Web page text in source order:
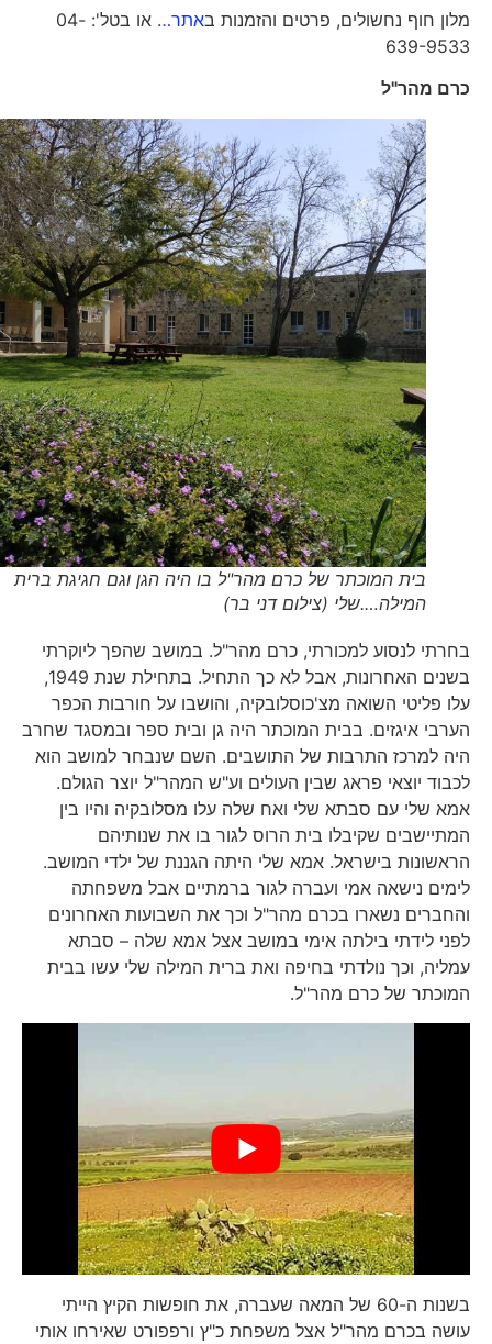
מלון חוף נחשולים, פרטים והזמנות באתר…
או בטל': 04-
639-9533
כרם מהר"ל
בית המוכתר של כרם מהר"ל בו היה הגן וגם חגיגת ברית
המילה….שלי (צילום דני בר)
בחרתי לנסוע למכורתי, כרם מהר"ל. במושב שהפך ליוקרתי
בשנים האחרונות, אבל לא כך התחיל. בתחילת שנת 1949,
עלו פליטי השואה מצ'כוסלובקיה, והושבו על חורבות הכפר
הערבי איגזים. בבית המוכתר היה גן ובית ספר ובמסגד שחרב
היה למרכז התרבות של התושבים. השם שנבחר למושב הוא
לכבוד יוצאי פראג שבין העולים וע"ש המהר"ל יוצר הגולם.
אמא שלי עם סבתא שלי ואח שלה עלו מסלובקיה והיו בין
המתיישבים שקיבלו בית הרוס לגור בו את שנותיהם
הראשונות בישראל. אמא שלי היתה הגננת של ילדי המושב.
לימים נישאה אמי ועברה לגור ברמתיים אבל משפחתה
והחברים נשארו בכרם מהר"ל וכך את השבועות האחרונים
לפני לידתי בילתה אימי במושב אצל אמא שלה – סבתא
עמליה, וכך נולדתי בחיפה ואת ברית המילה שלי עשו בבית
המוכתר של כרם מהר"ל.
בשנות ה-60 של המאה שעברה, את חופשות הקיץ הייתי
עושה בכרם מהר"ל אצל משפחת כ"ץ ורפפורט שאירחו אותי